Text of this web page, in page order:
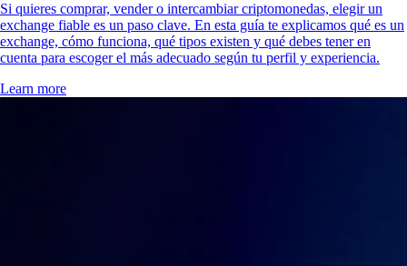
Si quieres comprar, vender o intercambiar criptomonedas, elegir un
exchange fiable es un paso clave. En esta guía te explicamos qué es un
exchange, cómo funciona, qué tipos existen y qué debes tener en
cuenta para escoger el más adecuado según tu perfil y experiencia.
Learn more